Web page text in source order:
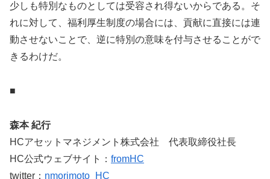
少しも特別なものとしては受容され得ないからである。そ
れに対して、福利厚生制度の場合には、貢献に直接には連
動させないことで、逆に特別の意味を付与させることがで
きるわけだ。
■
森本 紀行
HCアセットマネジメント株式会社 代表取締役社長
HC公式ウェブサイト： fromHC
twitter： nmorimoto_HC